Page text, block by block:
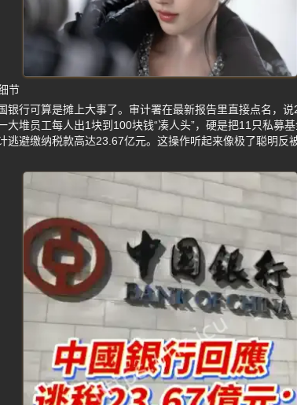
节
银行可算是摊上大事了。审计署在最新报告里直接点名，
大堆员工每人出1块到100块钱“凑人头”，硬是把11只私募
逃避缴纳税款高达23.67亿元。这操作听起来像极了聪明反